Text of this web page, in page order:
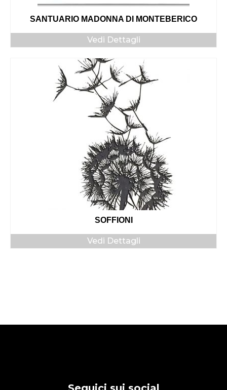
SANTUARIO MADONNA DI MONTEBERICO
Vedi Dettagli
SOFFIONI
Vedi Dettagli